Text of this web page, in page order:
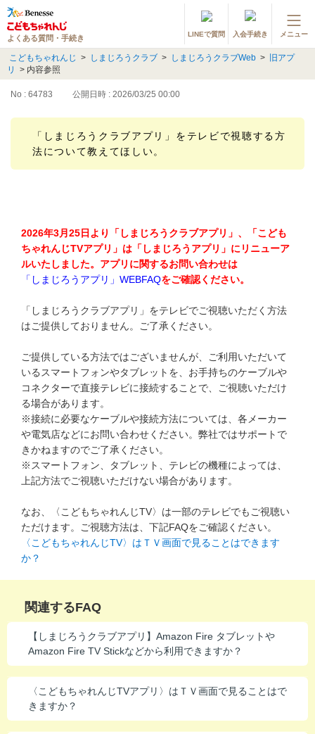
よくある質問・手続き LINEで質問 入会手続き メニュー
登録情報の変更・各種お手続き
会員ページへログイン
お客様サポート(手続き・照会)
よくある質問・お問い合わせ
他の講座のよくある質問・手続きはこちら
進研ゼミ 小学講座
進研ゼミ 中学講座 中高一貫
進研ゼミ 高校講座
こどもちゃれんじのご紹介はこちら
会員サイトはこちら
こどもちゃれんじ > しまじろうクラブ > しまじろうクラブWeb >
旧アプ
リ
> 内容参照
No : 64783 公開日時 : 2026/03/25 00:00
「しまじろうクラブアプリ」をテレビで視聴する方
法について教えてほしい。
2026年3月25日より「しまじろうクラブアプリ」、「こども
ちゃれんじTVアプリ」は「しまじろうアプリ」にリニューア
ルいたしました。アプリに関するお問い合わせは
「しまじろうアプリ」WEBFAQをご確認ください。
「しまじろうクラブアプリ」をテレビでご視聴いただく方法
はご提供しておりません。ご了承ください。
ご提供している方法ではございませんが、ご利用いただいて
いるスマートフォンやタブレットを、お手持ちのケーブルや
コネクターで直接テレビに接続することで、ご視聴いただけ
る場合があります。
※接続に必要なケーブルや接続方法については、各メーカー
や電気店などにお問い合わせください。弊社ではサポートで
きかねますのでご了承ください。
※スマートフォン、タブレット、テレビの機種によっては、
上記方法でご視聴いただけない場合があります。
なお、〈こどもちゃれんじTV〉は一部のテレビでもご視聴い
ただけます。ご視聴方法は、下記FAQをご確認ください。
〈こどもちゃれんじTV〉はＴＶ画面で見ることはできます
か？
関連するFAQ
【しまじろうクラブアプリ】Amazon Fire タブレットや
Amazon Fire TV Stickなどから利用できますか？
〈こどもちゃれんじTVアプリ〉はＴＶ画面で見ることはで
きますか？